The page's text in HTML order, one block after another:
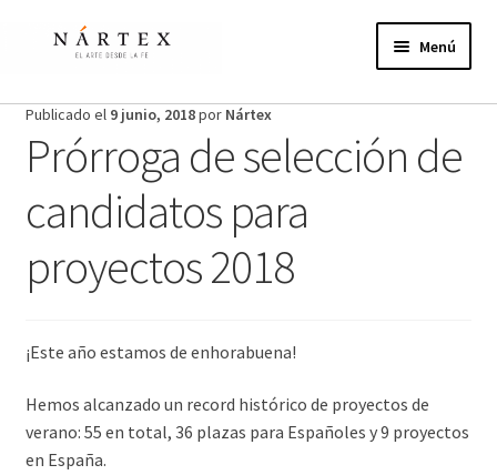
Menú
Inicio
Actividades
Proyectos de verano
Actualidad
Nosotros
Publicado el 9 junio, 2018por Nártex
Prórroga de selección de
candidatos para
proyectos 2018
¡Este año estamos de enhorabuena!
Hemos alcanzado un record histórico de proyectos de
verano: 55 en total, 36 plazas para Españoles y 9 proyectos
en España.